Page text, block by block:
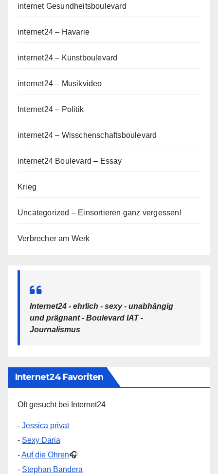
internet Gesundheitsboulevard
internet24 – Havarie
internet24 – Kunstboulevard
internet24 – Musikvideo
Internet24 – Politik
internet24 – Wisschenschaftsboulevard
internet24 Boulevard – Essay
Krieg
Uncategorized – Einsortieren ganz vergessen!
Verbrecher am Werk
Internet24 - ehrlich - sexy - unabhängig
und prägnant - Boulevard IAT -
Journalismus
Internet24 Favoriten
Oft gesucht bei Internet24
- Jessica privat
- Sexy Daria
-Auf die Ohren🎧
- Stephan Bandera